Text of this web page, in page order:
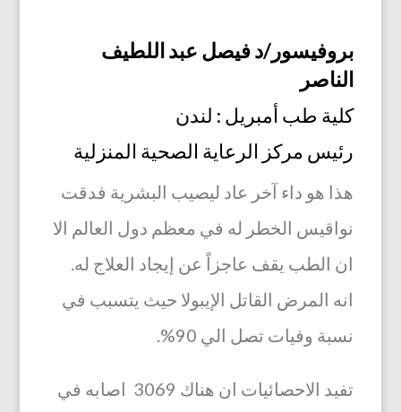
بروفيسور/د فيصل عبد اللطيف
الناصر
كلية طب أمبريل : لندن
رئيس مركز الرعاية الصحية المنزلية‏
هذا هو داء آخر عاد ليصيب البشرية فدقت
نواقيس الخطر له في معظم دول العالم الا
ان الطب يقف عاجزاً عن إيجاد العلاج له.
انه المرض القاتل الإيبولا حيث يتسبب في
نسبة وفيات تصل الي 90%.
تفيد الاحصائيات ان هناك 3069 اصابه في